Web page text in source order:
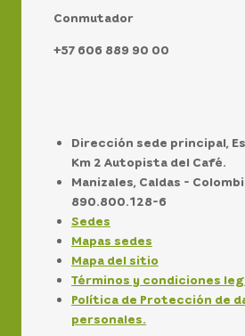
Conmutador
+57 606 889 90 00
Dirección sede principal,
Km 2 Autopista del Café.
Manizales, Caldas -
890.800.128-6
Sedes
Mapas sedes
Mapa del sitio
Términos y condiciones
Política de Protección de
personales.